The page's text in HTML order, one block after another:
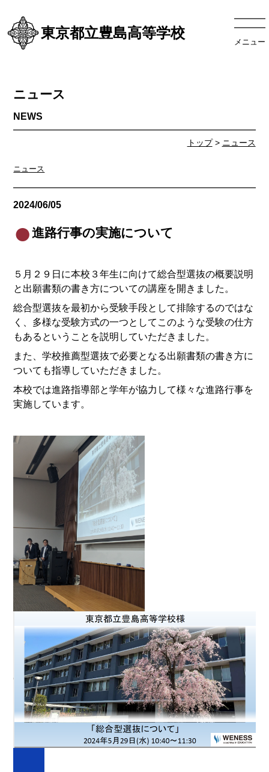
東京都立豊島高等学校
メニュー
トップ> ニュース
ニュース
ニュース
2024/06/05
進路行事の実施について
５月２９日に本校３年生に向けて総合型選抜の概要説明
と出願書類の書き方についての講座を開きました。
総合型選抜を最初から受験手段として排除するのではな
く、多様な受験方式の一つとしてこのような受験の仕方
もあるということを説明していただきました。
また、学校推薦型選抜で必要となる出願書類の書き方に
ついても指導していただきました。
本校では進路指導部と学年が協力して様々な進路行事を
実施しています。